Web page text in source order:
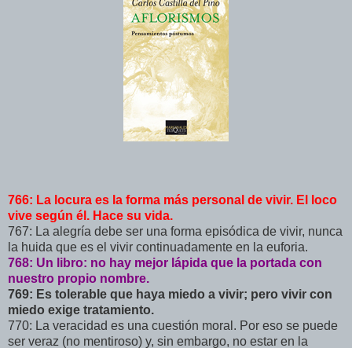
766: La locura es la forma más personal de vivir. El loco
vive según él. Hace su vida.
767: La alegría debe ser una forma episódica de vivir, nunca
la huida que es el vivir continuadamente en la euforia.
768: Un libro: no hay mejor lápida que la portada con
nuestro propio nombre.
769: Es tolerable que haya miedo a vivir; pero vivir con
miedo exige tratamiento.
770: La veracidad es una cuestión moral. Por eso se puede
ser veraz (no mentiroso) y, sin embargo, no estar en la